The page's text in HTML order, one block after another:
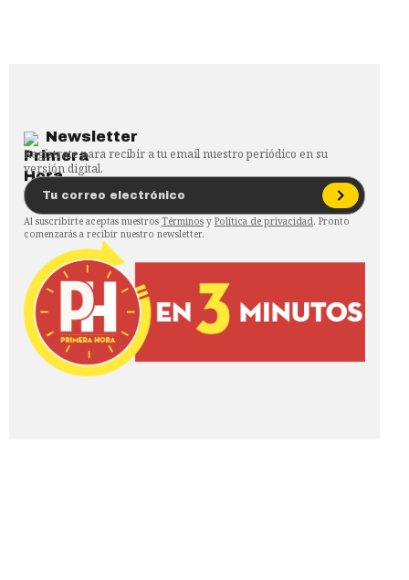
Newsletter
Regístrate para recibir a tu email nuestro periódico en su
versión digital.
Al suscribirte aceptas nuestros Términos y Política de privacidad. Pronto
comenzarás a recibir nuestro newsletter.